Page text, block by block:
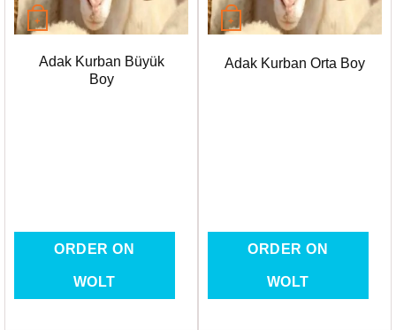
+
Adak Kurban Büyük
Boy
ORDER ON
WOLT
+
Adak Kurban Orta Boy
ORDER ON
WOLT